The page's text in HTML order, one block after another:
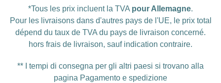
*Tous les prix incluent la TVA pour Allemagne.
Pour les livraisons dans d'autres pays de l'UE, le prix total
dépend du taux de TVA du pays de livraison concerné.
hors frais de livraison, sauf indication contraire.
** I tempi di consegna per gli altri paesi si trovano alla
pagina Pagamento e spedizione